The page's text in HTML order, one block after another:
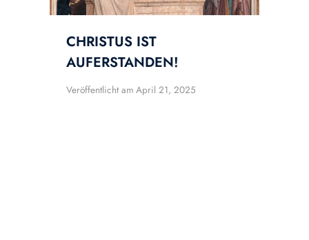
CHRISTUS IST
AUFERSTANDEN!
Veröffentlicht am April 21, 2025